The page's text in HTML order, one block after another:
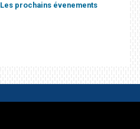
Les prochains évenements